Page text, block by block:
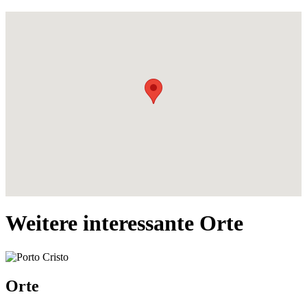
Weitere interessante Orte
Orte